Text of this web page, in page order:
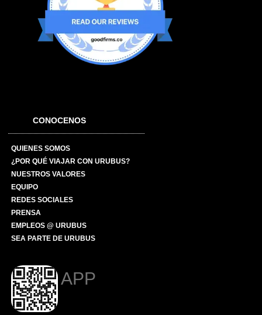
CONOCENOS
QUIENES SOMOS
¿POR QUÉ VIAJAR CON URUBUS?
NUESTROS VALORES
EQUIPO
REDES SOCIALES
PRENSA
EMPLEOS @ URUBUS
SEA PARTE DE URUBUS
APP